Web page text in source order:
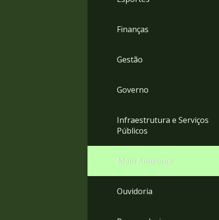
Finanças
Gestão
Governo
Infraestrutura e Serviços
Públicos
Meio Ambiente
Ouvidoria